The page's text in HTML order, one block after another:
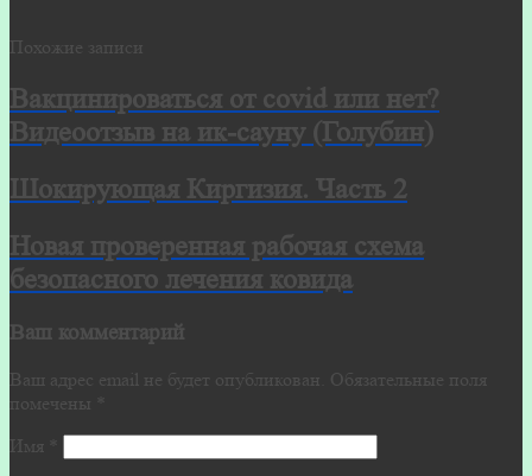
Похожие записи
Вакцинироваться от covid или нет?
Видеоотзыв на ик-сауну (Голубин)
Шокирующая Киргизия. Часть 2
Новая проверенная рабочая схема
безопасного лечения ковида
Ваш комментарий
Ваш адрес email не будет опубликован. Обязательные поля
помечены
Имя